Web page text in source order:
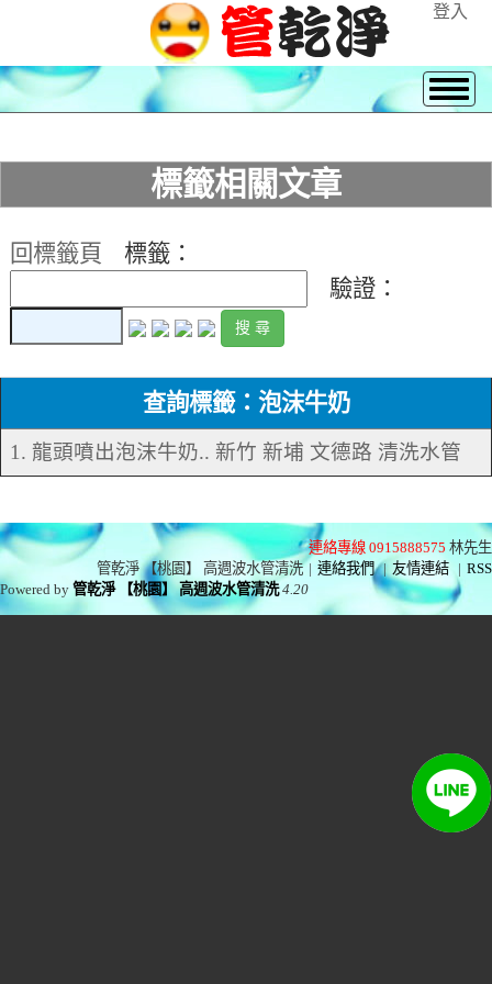
登入
標籤相關文章
回標籤頁
標籤：
驗證：
查詢標籤：泡沫牛奶
1. 龍頭噴出泡沫牛奶.. 新竹 新埔 文德路 清洗水管
連絡專線 0915888575 林先生
管乾淨 【桃園】 高週波水管清洗 | 連絡我們 | 友情連結 | RSS
Powered by管乾淨 【桃園】 高週波水管清洗 4.20